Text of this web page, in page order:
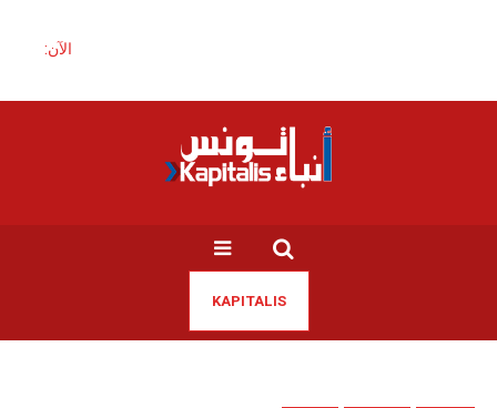
الآن:
KAPITALIS